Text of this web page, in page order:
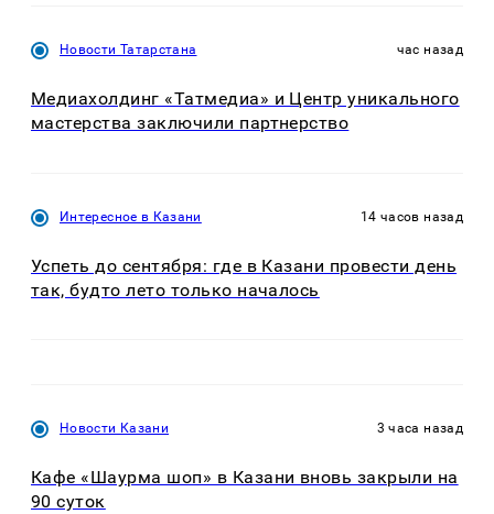
Новости Татарстана час назад
Медиахолдинг «Татмедиа» и Центр уникального
мастерства заключили партнерство
Интересное в Казани 14 часов назад
Успеть до сентября: где в Казани провести день
так, будто лето только началось
Новости Казани 3 часа назад
Кафе «Шаурма шоп» в Казани вновь закрыли на
90 суток